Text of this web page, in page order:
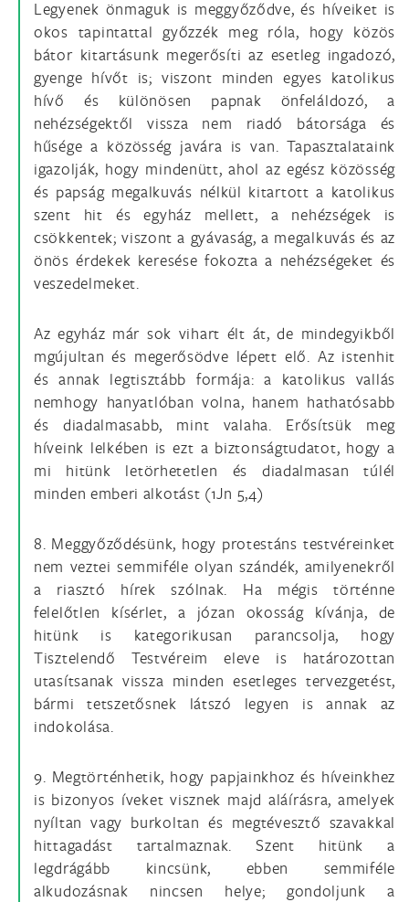
Legyenek önmaguk is meggyőződve, és híveiket is
okos tapintattal győzzék meg róla, hogy közös
bátor kitartásunk megerősíti az esetleg ingadozó,
gyenge hívőt is; viszont minden egyes katolikus
hívő és különösen papnak önfeláldozó, a
nehézségektől vissza nem riadó bátorsága és
hűsége a közösség javára is van. Tapasztalataink
igazolják, hogy mindenütt, ahol az egész közösség
és papság megalkuvás nélkül kitartott a katolikus
szent hit és egyház mellett, a nehézségek is
csökkentek; viszont a gyávaság, a megalkuvás és az
önös érdekek keresése fokozta a nehézségeket és
veszedelmeket.
Az egyház már sok vihart élt át, de mindegyikből
mgújultan és megerősödve lépett elő. Az istenhit
és annak legtisztább formája: a katolikus vallás
nemhogy hanyatlóban volna, hanem hathatósabb
és diadalmasabb, mint valaha. Erősítsük meg
híveink lelkében is ezt a biztonságtudatot, hogy a
mi hitünk letörhetetlen és diadalmasan túlél
minden emberi alkotást (1Jn 5,4)
8. Meggyőződésünk, hogy protestáns testvéreinket
nem veztei semmiféle olyan szándék, amilyenekről
a riasztó hírek szólnak. Ha mégis történne
felelőtlen kísérlet, a józan okosság kívánja, de
hitünk is kategorikusan parancsolja, hogy
Tisztelendő Testvéreim eleve is határozottan
utasítsanak vissza minden esetleges tervezgetést,
bármi tetszetősnek látszó legyen is annak az
indokolása.
9. Megtörténhetik, hogy papjainkhoz és híveinkhez
is bizonyos íveket visznek majd aláírásra, amelyek
nyíltan vagy burkoltan és megtévesztő szavakkal
hittagadást tartalmaznak. Szent hitünk a
legdrágább kincsünk, ebben semmiféle
alkudozásnak nincsen helye; gondoljunk a